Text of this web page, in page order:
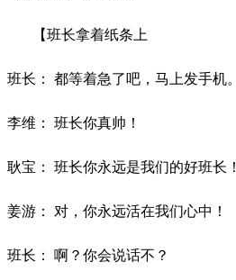
【班长拿着纸条上
班长： 都等着急了吧，马上发手机。
李维： 班长你真帅！
耿宝： 班长你永远是我们的好班长！
姜游： 对，你永远活在我们心中！
班长： 啊？你会说话不？